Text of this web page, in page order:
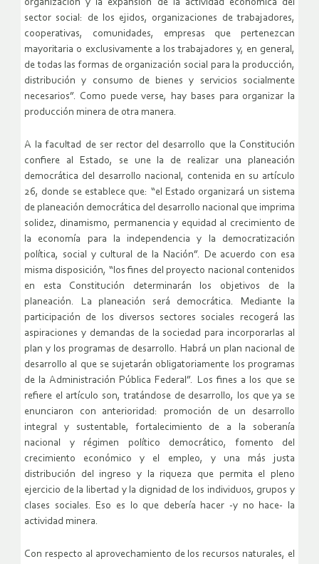
organización y la expansión de la actividad económica del
sector social: de los ejidos, organizaciones de trabajadores,
cooperativas, comunidades, empresas que pertenezcan
mayoritaria o exclusivamente a los trabajadores y, en general,
de todas las formas de organización social para la producción,
distribución y consumo de bienes y servicios socialmente
necesarios”. Como puede verse, hay bases para organizar la
producción minera de otra manera.
A la facultad de ser rector del desarrollo que la Constitución
confiere al Estado, se une la de realizar una planeación
democrática del desarrollo nacional, contenida en su artículo
26, donde se establece que: “el Estado organizará un sistema
de planeación democrática del desarrollo nacional que imprima
solidez, dinamismo, permanencia y equidad al crecimiento de
la economía para la independencia y la democratización
política, social y cultural de la Nación”. De acuerdo con esa
misma disposición, “los fines del proyecto nacional contenidos
en esta Constitución determinarán los objetivos de la
planeación. La planeación será democrática. Mediante la
participación de los diversos sectores sociales recogerá las
aspiraciones y demandas de la sociedad para incorporarlas al
plan y los programas de desarrollo. Habrá un plan nacional de
desarrollo al que se sujetarán obligatoriamente los programas
de la Administración Pública Federal”. Los fines a los que se
refiere el artículo son, tratándose de desarrollo, los que ya se
enunciaron con anterioridad: promoción de un desarrollo
integral y sustentable, fortalecimiento de a la soberanía
nacional y régimen político democrático, fomento del
crecimiento económico y el empleo, y una más justa
distribución del ingreso y la riqueza que permita el pleno
ejercicio de la libertad y la dignidad de los individuos, grupos y
clases sociales. Eso es lo que debería hacer -y no hace- la
actividad minera.
Con respecto al aprovechamiento de los recursos naturales, el